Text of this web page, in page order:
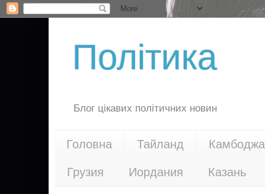
Політика
Блог цікавих політичних новин
Головна Тайланд Камбоджа
Грузия Иордания Казань